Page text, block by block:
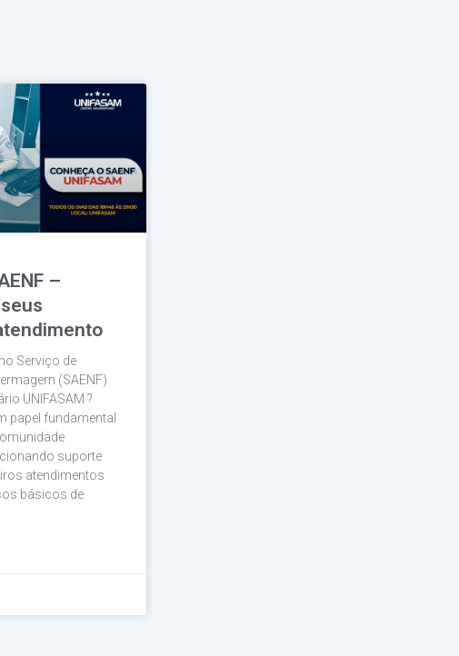
–
Serviço de
(SAENF)
UNIFASAM ?
papel fundamental
suporte
atendimentos
básicos de